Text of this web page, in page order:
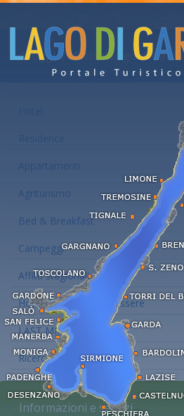
Alloggi e affitti al Lago di Garda
Appartamenti
Agriturismo
Bed & Breakfast
Campeggi
Affitti stagionali
Hotel con centro benessere
LAST MINUTE
Ricerca alloggi...
Informazioni e servizi